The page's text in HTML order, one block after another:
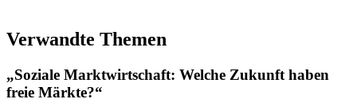
Verwandte Themen
„Soziale Marktwirtschaft: Welche Zukunft haben
freie Märkte?“